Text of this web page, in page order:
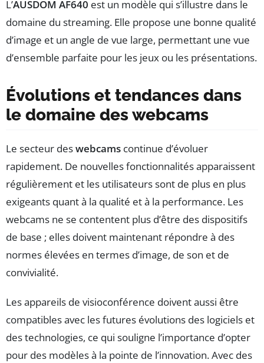
L’AUSDOM AF640 est un modèle qui s’illustre dans le
domaine du streaming. Elle propose une bonne qualité
d’image et un angle de vue large, permettant une vue
d’ensemble parfaite pour les jeux ou les présentations.
Évolutions et tendances dans
le domaine des webcams
Le secteur deswebcams continue d’évoluer
rapidement. De nouvelles fonctionnalités apparaissent
régulièrement et les utilisateurs sont de plus en plus
exigeants quant à la qualité et à la performance. Les
webcams ne se contentent plus d’être des dispositifs
de base ; elles doivent maintenant répondre à des
normes élevées en termes d’image, de son et de
convivialité.
Les appareils de visioconférence doivent aussi être
compatibles avec les futures évolutions des logiciels et
des technologies, ce qui souligne l’importance d’opter
pour des modèles à la pointe de l’innovation. Avec des